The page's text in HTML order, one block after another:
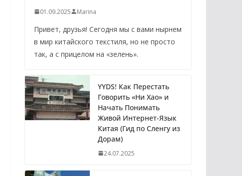
01.09.2025 Marina
Привет, друзья! Сегодня мы с вами нырнем
в мир китайского текстиля, но не просто
так, а с прицелом на «зелень».
YYDS! Как Перестать
Говорить «Ни Хао» и
Начать Понимать
Живой Интернет-Язык
Китая (Гид по Сленгу из
Дорам)
24.07.2025